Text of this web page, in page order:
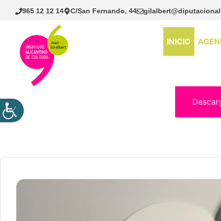
Saltar
965 12 12 14 C/San Fernando, 44
INICIO